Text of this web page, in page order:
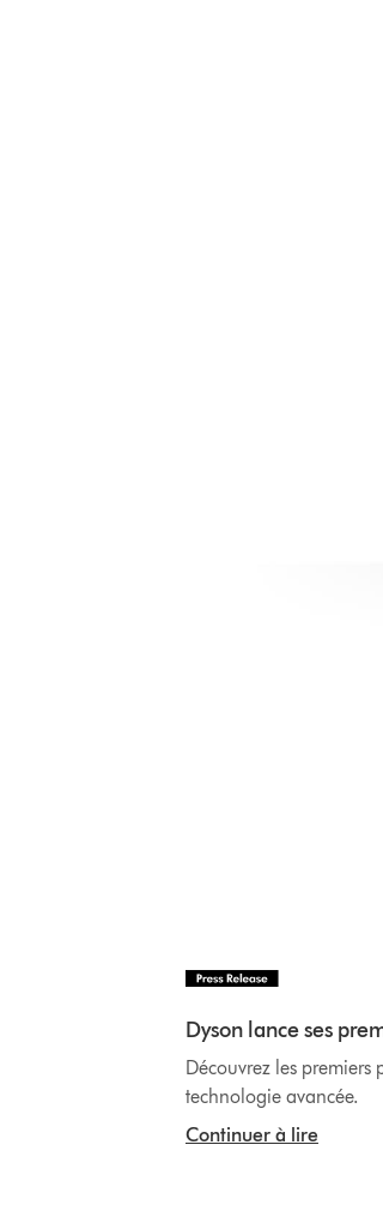
Dyson lance ses
Découvrez les
technologie avancée.
Continuer à lire